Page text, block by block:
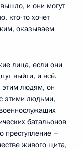
и они могут
кто-то хочет
оказываем
лица, если они
выйти, и всё.
этим людям, он
этими людьми,
батальонов
преступление –
живого щита,